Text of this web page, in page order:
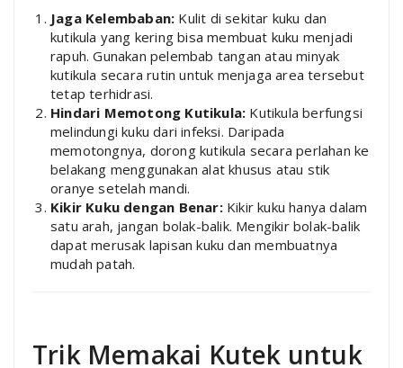
Jaga Kelembaban: Kulit di sekitar kuku dan
kutikula yang kering bisa membuat kuku menjadi
rapuh. Gunakan pelembab tangan atau minyak
kutikula secara rutin untuk menjaga area tersebut
tetap terhidrasi.
Hindari Memotong Kutikula: Kutikula berfungsi
melindungi kuku dari infeksi. Daripada
memotongnya, dorong kutikula secara perlahan ke
belakang menggunakan alat khusus atau stik
oranye setelah mandi.
Kikir Kuku dengan Benar:Kikir kuku hanya dalam
satu arah, jangan bolak-balik. Mengikir bolak-balik
dapat merusak lapisan kuku dan membuatnya
mudah patah.
Trik Memakai Kutek untuk